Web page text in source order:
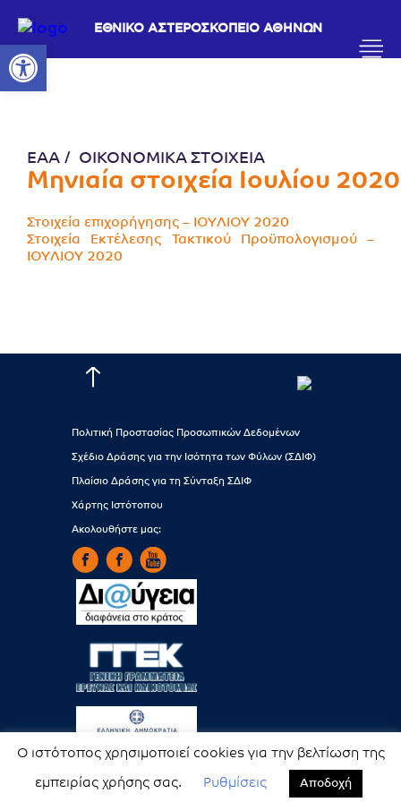
Ανοίξτε τη γραμμή εργαλείων
ΕΘΝΙΚΟ ΑΣΤΕΡΟΣΚΟΠΕΙΟ ΑΘΗΝΩΝ
ΕΑΑ ΟΙΚΟΝΟΜΙΚΑ ΣΤΟΙΧΕΙΑ
Μηνιαία στοιχεία Ιουλίου 2020
Στοιχεία επιχορήγησης – IOYΛΙOY 2020
Στοιχεία Εκτέλεσης Τακτικού Προϋπολογισμού –
IOYΛIOΥ 2020
Πολιτική Προστασίας Προσωπικών Δεδομένων
Σχέδιο Δράσης για την Ισότητα των Φύλων (ΣΔΙΦ)
Πλαίσιο Δράσης για τη Σύνταξη ΣΔΙΦ
Χάρτης Ιστότοπου
Ακολουθήστε μας:
Ο ιστότοπος χρησιμοποιεί cookies για την βελτίωση της
εμπειρίας χρήσης σας. Ρυθμίσεις Αποδοχή